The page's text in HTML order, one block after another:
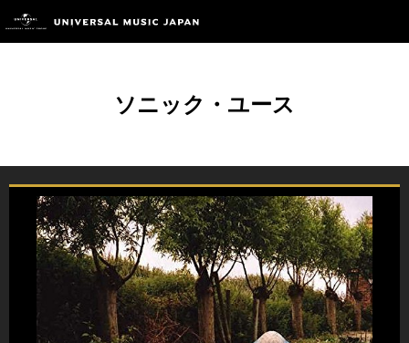
ソニック・ユース